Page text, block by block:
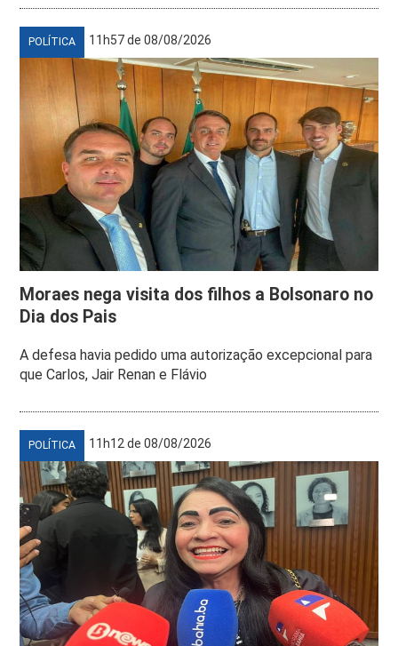
POLÍTICA 11h57 de 08/08/2026
Moraes nega visita dos filhos a Bolsonaro no
Dia dos Pais
A defesa havia pedido uma autorização excepcional para
que Carlos, Jair Renan e Flávio
POLÍTICA 11h12 de 08/08/2026